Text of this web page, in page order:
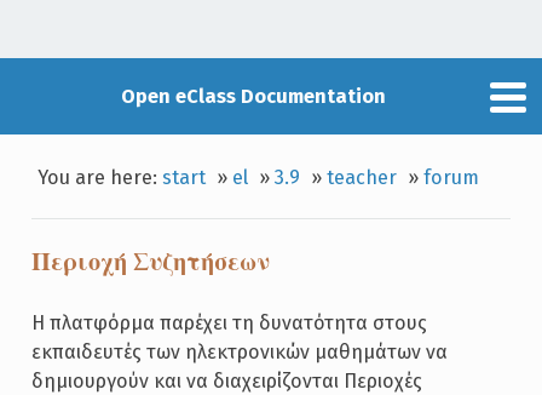
Open eClass Documentation
You are here:start » el »3.9 »teacher »forum
Περιοχή Συζητήσεων
Η πλατφόρμα παρέχει τη δυνατότητα στους
εκπαιδευτές των ηλεκτρονικών μαθημάτων να
δημιουργούν και να διαχειρίζονται Περιοχές